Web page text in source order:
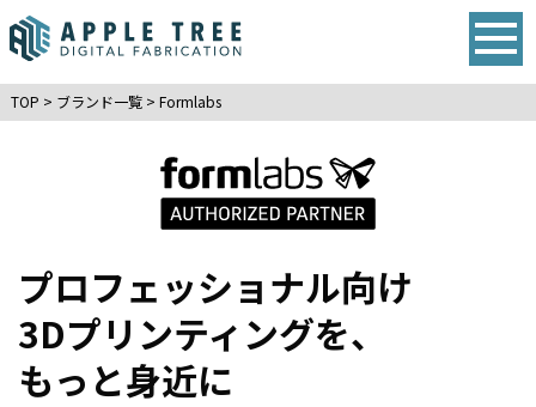
TOP > ブランド一覧> Formlabs
プロフェッショナル向け
3Dプリンティングを、
もっと身近に